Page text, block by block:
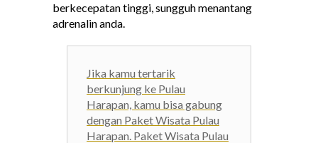
berkecepatan tinggi, sungguh menantang
adrenalin anda.
Jika kamu tertarik
berkunjung ke Pulau
Harapan, kamu bisa gabung
dengan Paket Wisata Pulau
Harapan. Paket Wisata Pulau